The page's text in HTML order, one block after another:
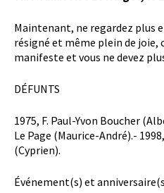
Maintenant, ne regardez plus
résigné et même plein de joie,
manifeste et vous ne devez
DÉFUNTS
1975, F. Paul-Yvon Boucher
Le Page (Maurice-André).-
(Cyprien).
Événement(s) et